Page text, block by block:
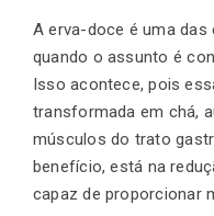
A erva-doce é uma
quando o assunto é
Isso acontece, pois
transformada em chá,
músculos do trato
benefício, está na
capaz de proporcionar